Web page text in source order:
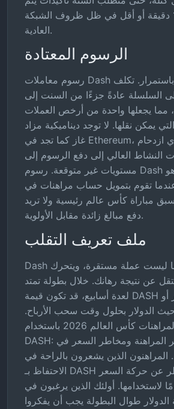
حله في حوالي 15 دقيقة أو أقل في ظل ظروف الشبكة
العادية.
الرسوم المعتادة
رسوم معاملات Dash منخفضة باستمرار. تكلف
السلسلة عادةً جزءًا من السنت إلى
مما يجعلها واحدة من أرخص العملات
يمكن نقلها. لا توجد ديناميكية مزاد
غاز كما تجد في Ethereum، حيث يمكن أن يؤدي ازدحام
النشاط العالي إلى دفع الرسوم إلى
مستويات غير متوقعة. رسوم Dash ثابتة ومستقرة، وهو
تقوم بتمويل حساب مراهنات في
مباراة كأس عالم رئيسية ولا تريد
دفع مبالغ زائدة مقابل الأولوية.
ملف تعريف التقلب
Dash أصل متقلب. إنها ليست عملة مستقرة، ويتحرك
عن نتيجة رهانك. خلال بطولة تمتد
لعدة أسابيع، قد تكون قيمة DASH التي تودعها أكثر أو
الدولار بحلول وقت سحب الأرباح.
هذا اعتبار حقيقي لمراهنات كأس العالم 2026 باستخدام
DASH: أنت تتحمل مخاطر المراهنة ومخاطر السعر في
الذين يشعرون بالراحة في
الاحتفاظ بـ DASH بغض النظر عن حركة السعر
لاستخدامها. أولئك الذين يرغبون في
طوال البطولة يجب أن يفكروا